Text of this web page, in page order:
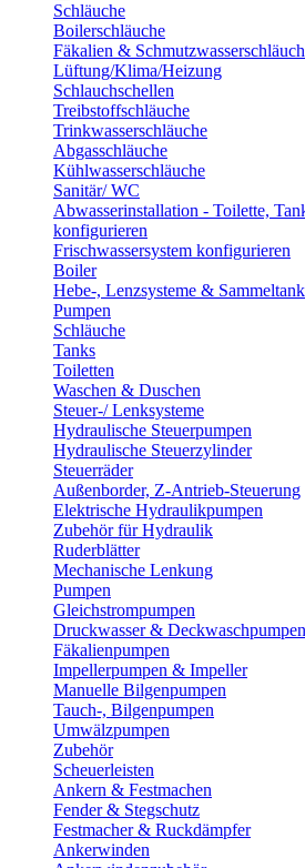
Schläuche
Boilerschläuche
Fäkalien &
Lüftung/Klima/Heizung
Schlauchschellen
Treibstoffschläuche
Trinkwasserschläuche
Abgasschläuche
Kühlwasserschläuche
Sanitär/ WC
Abwasserinstallation - Toilette,
konfigurieren
Frischwassersystem konfigurieren
Boiler
Hebe-, Lenzsysteme &
Pumpen
Schläuche
Tanks
Toiletten
Waschen & Duschen
Steuer-/ Lenksysteme
Hydraulische Steuerpumpen
Hydraulische Steuerzylinder
Steuerräder
Außenborder, Z-Antrieb-Steuerung
Elektrische Hydraulikpumpen
Zubehör für Hydraulik
Ruderblätter
Mechanische Lenkung
Pumpen
Gleichstrompumpen
Druckwasser & Deckwaschpumpen
Fäkalienpumpen
Impellerpumpen & Impeller
Manuelle Bilgenpumpen
Tauch-, Bilgenpumpen
Umwälzpumpen
Zubehör
Scheuerleisten
Ankern & Festmachen
Fender & Stegschutz
Festmacher & Ruckdämpfer
Ankerwinden